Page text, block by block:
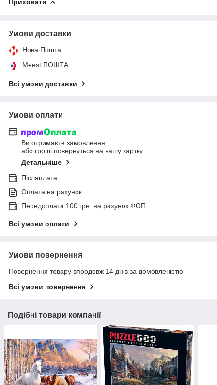
Приховати
Умови доставки
Нова Пошта
Meest ПОШТА
Всі умови доставки
Умови оплати
Ви отримаєте замовлення
або гроші повернуться на вашу картку
Детальніше
Післяплата
Оплата на рахунок
Передоплата 100 грн. на рахунок ФОП
Всі умови оплати
Умови повернення
Повернення товару впродовж 14 днів за домовленістю
Всі умови повернення
Подібні товари компанії